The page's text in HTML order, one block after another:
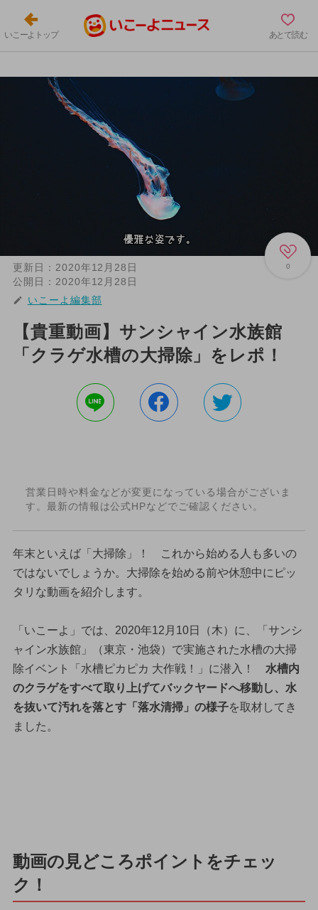
いこーよトップ あとで読む
0
更新日： 2020年12月28日
公開日： 2020年12月28日
いこーよ編集部
【貴重動画】サンシャイン水族館
「クラゲ水槽の大掃除」をレポ！
営業日時や料金などが変更になっている場合がございま
す。最新の情報は公式HPなどでご確認ください。
年末といえば「大掃除」！ これから始める人も多いの
ではないでしょうか。大掃除を始める前や休憩中にピッ
タリな動画を紹介します。
「いこーよ」では、2020年12月10日（木）に、「サンシ
ャイン水族館」（東京・池袋）で実施された水槽の大掃
除イベント「水槽ピカピカ 大作戦！」に潜入！ 水槽内
のクラゲをすべて取り上げてバックヤードへ移動し、水
を抜いて汚れを落とす「落水清掃」の様子を取材してき
ました。
動画の見どころポイントをチェッ
ク！